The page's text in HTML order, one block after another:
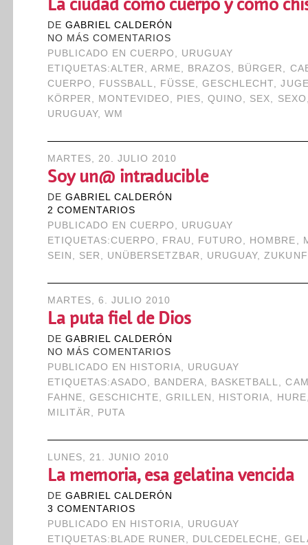
La ciudad como cuerpo y como
DE GABRIEL CALDERÓN
NO MÁS COMENTARIOS
PUBLICADO EN CUERPO , URUGUAY
ETIQUETAS:ALTER , ARME, BRAZOS, BÜRGER ,
CUERPO , FUSSBALL , FÜSSE ,GESCHLECHT,
KÖRPER , MONTEVIDEO , PIES,QUINO , SEX, SEXO
URUGUAY, WM
MARTES, 20. JULIO 2010
Soy un@ intraducible
DE GABRIEL CALDERÓN
2 COMENTARIOS
PUBLICADO EN CUERPO , URUGUAY
ETIQUETAS:CUERPO , FRAU , FUTURO , HOMBRE ,
SEIN , SER , UNÜBERSETZBAR , URUGUAY,
MARTES, 6. JULIO 2010
La puta fiel de Dios
DE GABRIEL CALDERÓN
NO MÁS COMENTARIOS
PUBLICADO EN
HISTORIA, URUGUAY
ETIQUETAS:ASADO , BANDERA, BASKETBALL,
FAHNE, GESCHICHTE, GRILLEN , HISTORIA, HURE
MILITÄR , PUTA
LUNES, 21. JUNIO 2010
La memoria, esa gelatina vencida
DE GABRIEL CALDERÓN
3 COMENTARIOS
PUBLICADO EN
HISTORIA, URUGUAY
ETIQUETAS: BLADE RUNER , DULCEDELECHE,